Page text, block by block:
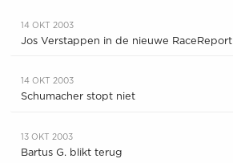
14 OKT 2003
Jos Verstappen in de nieuwe RaceReport
14 OKT 2003
Schumacher stopt niet
13 OKT 2003
Bartus G. blikt terug